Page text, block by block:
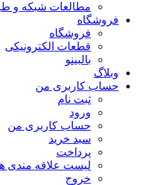
مطالعات شبکه و
فروشگاه
فروشگاه
قطعات الکترونیکی
بالبینو
وبلاگ
حساب کاربری من
ثبت نام
ورود
حساب کاربری من
سبد خرید
پرداخت
لیست علاقه مندی
خروج